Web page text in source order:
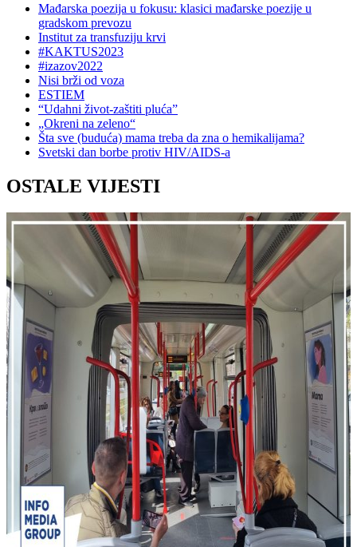
Mađarska poezija u fokusu: klasici mađarske poezije u
gradskom prevozu
Institut za transfuziju krvi
#KAKTUS2023
#izazov2022
Nisi brži od voza
ESTIEM
“Udahni život-zaštiti pluća”
„Okreni na zeleno“
Šta sve (buduća) mama treba da zna o hemikalijama?
Svetski dan borbe protiv HIV/AIDS-a
OSTALE VIJESTI